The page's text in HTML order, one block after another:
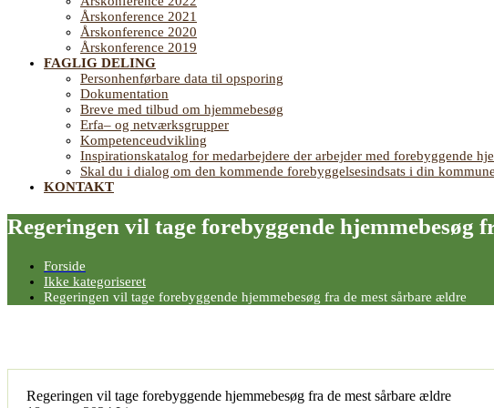
Årskonference 2021
Årskonference 2020
Årskonference 2019
FAGLIG DELING
Personhenførbare data til opsporing
Dokumentation
Breve med tilbud om hjemmebesøg
Erfa– og netværksgrupper
Kompetenceudvikling
Inspirationskatalog for medarbejdere der arbejder med forebyggende
Skal du i dialog om den kommende forebyggelsesindsats i din
KONTAKT
Regeringen vil tage forebyggende hjemmebesøg
Forside
Ikke kategoriseret
Regeringen vil tage forebyggende hjemmebesøg fra de mest sårbare ældre
Regeringen vil tage forebyggende hjemmebesøg fra de mest sårbare ældre